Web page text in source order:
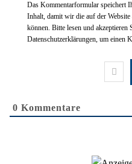
Das Kommentarformular speichert
Inhalt, damit wir die auf der
können. Bitte lesen und akzeptieren
Datenschutzerklärungen, um einen
0 Kommentare